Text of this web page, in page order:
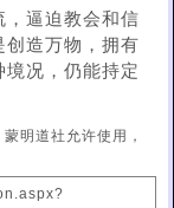
，逼迫教会和信
创造万物，拥有
况，仍能持定
明道社允许使用，